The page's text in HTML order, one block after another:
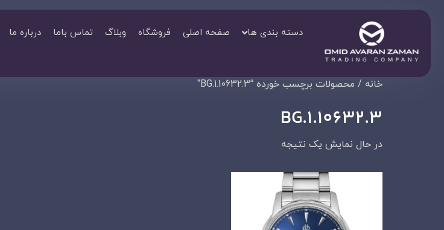
دسته بندی ها صفحه اصلی فروشگاه وبلاگ تماس باما درباره ما
خانه / محصولات برچسب خورده “BG.1.10632.3”
BG.1.10632.3
در حال نمایش یک نتیجه